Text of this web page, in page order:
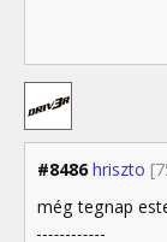
#8486 hriszto
még tegnap